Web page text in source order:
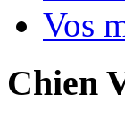
Vos
Chien